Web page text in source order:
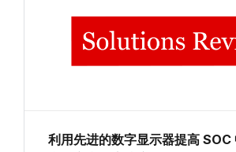
利用先进的数字显示器提高 SOC